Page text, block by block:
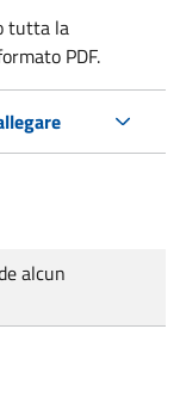
tutta la
PDF.
alcun